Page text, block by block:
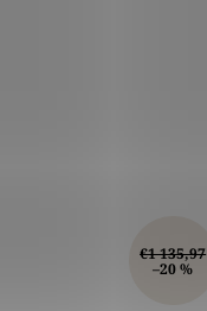
€1 135,97
–20 %